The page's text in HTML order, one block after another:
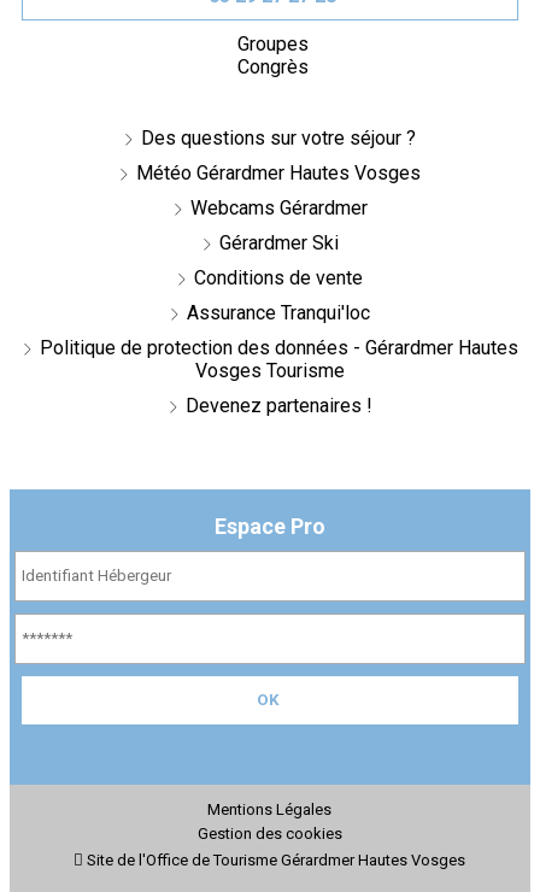
Groupes
Congrès
Des questions sur votre séjour ?
Météo Gérardmer Hautes Vosges
Webcams Gérardmer
Gérardmer Ski
Conditions de vente
Assurance Tranqui'loc
Politique de protection des données - Gérardmer Hautes
Vosges Tourisme
Devenez partenaires !
Espace Pro
Mentions Légales
Gestion des cookies
Site de l'Office de Tourisme Gérardmer Hautes Vosges